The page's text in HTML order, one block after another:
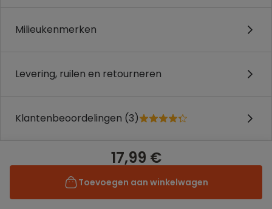
Milieukenmerken
Levering, ruilen en retourneren
Klantenbeoordelingen (3)
17,99 €
Toevoegen aan winkelwagen